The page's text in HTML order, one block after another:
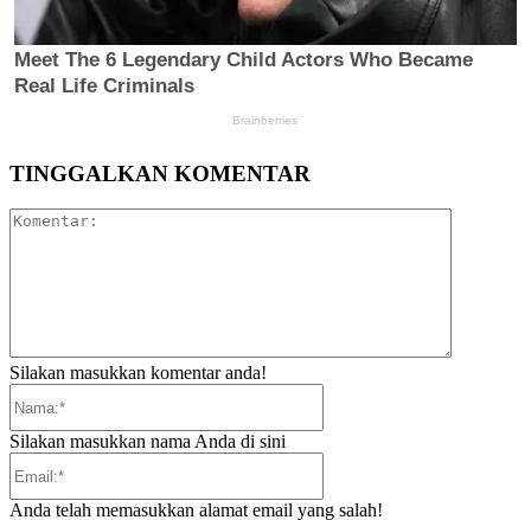
TINGGALKAN KOMENTAR
Silakan masukkan komentar anda!
Silakan masukkan nama Anda di sini
Anda telah memasukkan alamat email yang salah!